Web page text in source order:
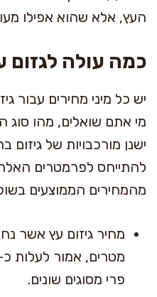
העץ, אלא שהוא אפילו
כמה עולה לגזום
יש כל מיני מחירים עבור
מי אתם שואלים, מהו
ישנן מורכבויות של
להתייחס לפרמטרים
מהמחירים הממוצעים
פרי מסוגים שונים.